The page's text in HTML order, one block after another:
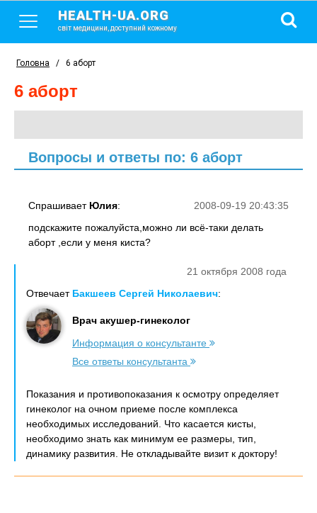
HEALTH-UA.ORG
світ медицини, доступний кожному
Головна / 6 аборт
6 аборт
Вопросы и ответы по: 6 аборт
2008-09-19 20:43:35
Спрашивает Юлия:
подскажите пожалуйста,можно ли всё-таки делать
аборт ,если у меня киста?
21 октября 2008 года
Отвечает Бакшеев Сергей Николаевич:
Врач акушер-гинеколог
Информация о консультанте
Все ответы консультанта
Показания и противопоказания к осмотру определяет
гинеколог на очном приеме после комплекса
необходимых исследований. Что касается кисты,
необходимо знать как минимум ее размеры, тип,
динамику развития. Не откладывайте визит к доктору!